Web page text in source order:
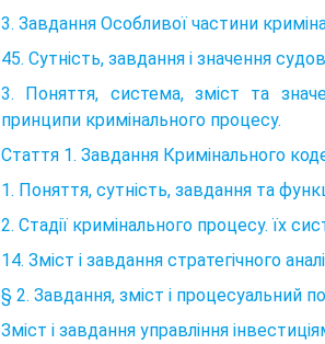
3. Завдання Особливої частини
45. Сутність, завдання і значення
3. Поняття, система, зміст та
принципи кримінального процесу.
Стаття 1. Завдання Кримінального
1. Поняття, сутність, завдання та
2. Стадії кримінального процесу. їх
14. Зміст і завдання стратегічного
§ 2. Завдання, зміст і процесуальний
Зміст і завдання управління